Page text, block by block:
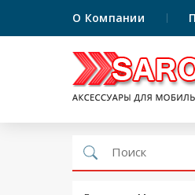
О Компании